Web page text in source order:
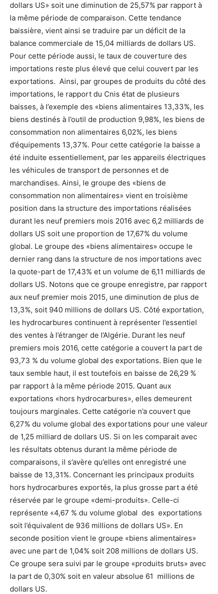
dollars US» soit une diminution de 25,57% par rapport à
la même période de comparaison. Cette tendance
baissière, vient ainsi se traduire par un déficit de la
balance commerciale de 15,04 milliards de dollars US.
Pour cette période aussi, le taux de couverture des
importations reste plus élevé que celui couvert par les
exportations. Ainsi, par groupes de produits du côté des
importations, le rapport du Cnis état de plusieurs
baisses, à l’exemple des «biens alimentaires 13,33%, les
biens destinés à l’outil de production 9,98%, les biens de
consommation non alimentaires 6,02%, les biens
d’équipements 13,37%. Pour cette catégorie la baisse a
été induite essentiellement, par les appareils électriques
les véhicules de transport de personnes et de
marchandises. Ainsi, le groupe des «biens de
consommation non alimentaires» vient en troisième
position dans la structure des importations réalisées
durant les neuf premiers mois 2016 avec 6,2 milliards de
dollars US soit une proportion de 17,67% du volume
global. Le groupe des «biens alimentaires» occupe le
dernier rang dans la structure de nos importations avec
la quote-part de 17,43% et un volume de 6,11 milliards de
dollars US. Notons que ce groupe enregistre, par rapport
aux neuf premier mois 2015, une diminution de plus de
13,3%, soit 940 millions de dollars US. Côté exportation,
les hydrocarbures continuent à représenter l’essentiel
des ventes à l’étranger de l’Algérie. Durant les neuf
premiers mois 2016, cette catégorie a couvert la part de
93,73 % du volume global des exportations. Bien que le
taux semble haut, il est toutefois en baisse de 26,29 %
par rapport à la même période 2015. Quant aux
exportations «hors hydrocarbures», elles demeurent
toujours marginales. Cette catégorie n’a couvert que
6,27% du volume global des exportations pour une valeur
de 1,25 milliard de dollars US. Si on les comparait avec
les résultats obtenus durant la même période de
comparaisons, il s’avère qu’elles ont enregistré une
baisse de 13,31%. Concernant les principaux produits
hors hydrocarbures exportés, la plus grosse part a été
réservée par le groupe «demi-produits». Celle-ci
représente «4,67 % du volume global des exportations
soit l’équivalent de 936 millions de dollars US». En
seconde position vient le groupe «biens alimentaires»
avec une part de 1,04% soit 208 millions de dollars US.
Ce groupe sera suivi par le groupe «produits bruts» avec
la part de 0,30% soit en valeur absolue 61 millions de
dollars US.